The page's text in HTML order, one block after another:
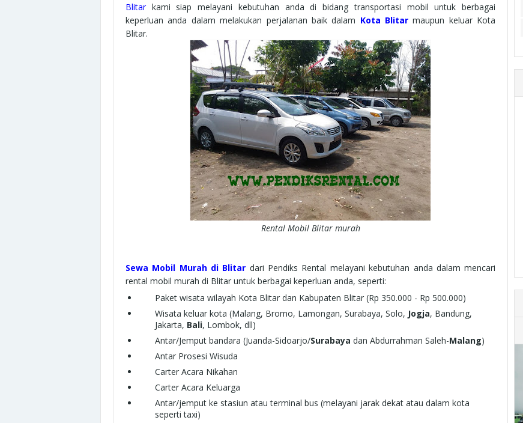
Blitarkami siap melayani kebutuhan anda di bidang transportasi mobil untuk berbagai
keperluan anda dalam melakukan perjalanan baik dalam Kota Blitar maupun keluar Kota
Blitar.
Rental Mobil Blitar murah
Sewa Mobil Murah di Blitar dari Pendiks Rental melayani kebutuhan anda dalam mencari
rental mobil murah di Blitar untuk berbagai keperluan anda, seperti:
Paket wisata wilayah Kota Blitar dan Kabupaten Blitar (Rp 350.000 - Rp 500.000)
Wisata keluar kota (Malang, Bromo, Lamongan, Surabaya, Solo, Jogja, Bandung,
Jakarta, Bali, Lombok, dll)
Antar/Jemput bandara (Juanda-Sidoarjo/Surabaya dan Abdurrahman Saleh-Malang)
Antar Prosesi Wisuda
Carter Acara Nikahan
Carter Acara Keluarga
Antar/jemput ke stasiun atau terminal bus (melayani jarak dekat atau dalam kota
seperti taxi)